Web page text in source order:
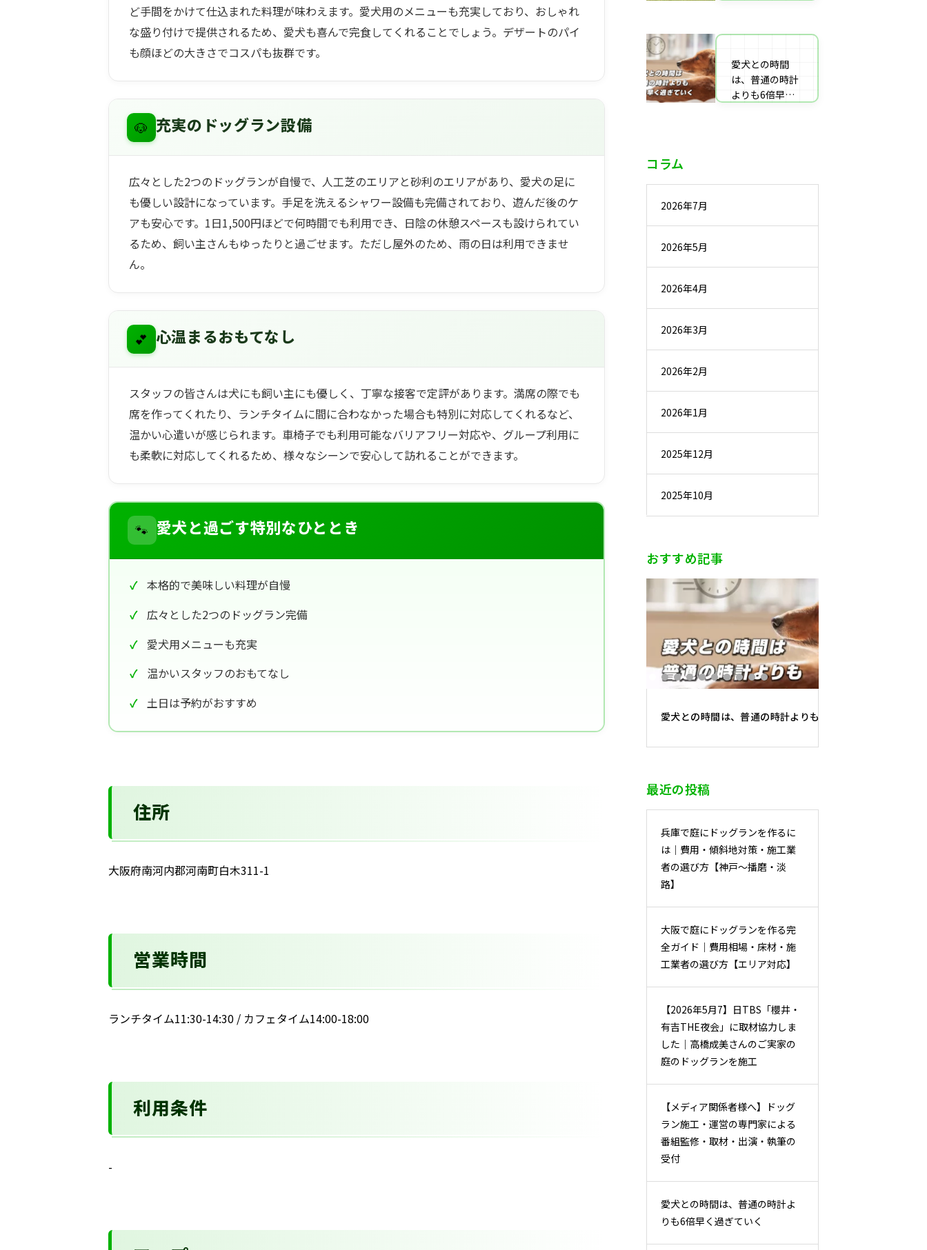
ど手間をかけて仕込まれた料理が味わえます。愛犬用のメニューも充実しており、おしゃれ
な盛り付けで提供されるため、愛犬も喜んで完食してくれることでしょう。デザートのパイ
も顔ほどの大きさでコスパも抜群です。
🐶 充実のドッグラン設備
広々とした2つのドッグランが自慢で、人工芝のエリアと砂利のエリアがあり、愛犬の足に
も優しい設計になっています。手足を洗えるシャワー設備も完備されており、遊んだ後のケ
アも安心です。1日1,500円ほどで何時間でも利用でき、日陰の休憩スペースも設けられてい
るため、飼い主さんもゆったりと過ごせます。ただし屋外のため、雨の日は利用できませ
ん。
💕 心温まるおもてなし
スタッフの皆さんは犬にも飼い主にも優しく、丁寧な接客で定評があります。満席の際でも
席を作ってくれたり、ランチタイムに間に合わなかった場合も特別に対応してくれるなど、
温かい心遣いが感じられます。車椅子でも利用可能なバリアフリー対応や、グループ利用に
も柔軟に対応してくれるため、様々なシーンで安心して訪れることができます。
🐾 愛犬と過ごす特別なひととき
本格的で美味しい料理が自慢
広々とした2つのドッグラン完備
愛犬用メニューも充実
温かいスタッフのおもてなし
土日は予約がおすすめ
住所
大阪府南河内郡河南町白木311-1
営業時間
ランチタイム11:30-14:30 / カフェタイム14:00-18:00
利用条件
-
材・出演・執筆
愛犬との時間
は、普通の時計
よりも6倍早く
コラム
2026年7月
2026年5月
2026年4月
2026年3月
2026年2月
2026年1月
2025年12月
2025年10月
おすすめ記事
愛犬との時間は、普通の時計よりも6倍早く過ぎていく
最近の投稿
兵庫で庭にドッグランを作るに
は｜費用・傾斜地対策・施工業
者の選び方【神戸〜播磨・淡
路】
大阪で庭にドッグランを作る完
全ガイド｜費用相場・床材・施
工業者の選び方【エリア対応】
【2026年5月7】日TBS「櫻井・
有吉THE夜会」に取材協力しま
した｜高橋成美さんのご実家の
庭のドッグランを施工
【メディア関係者様へ】ドッグ
ラン施工・運営の専門家による
番組監修・取材・出演・執筆の
受付
愛犬との時間は、普通の時計よ
りも6倍早く過ぎていく